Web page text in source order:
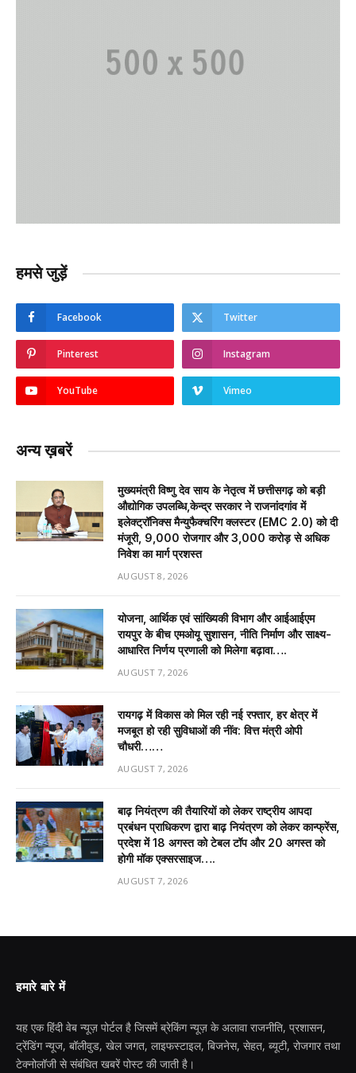
हमसे जुड़ें
Facebook Twitter
Pinterest Instagram
YouTube Vimeo
अन्य ख़बरें
मुख्यमंत्री विष्णु देव साय के नेतृत्व में छत्तीसगढ़ को बड़ी
औद्योगिक उपलब्धि,केन्द्र सरकार ने राजनांदगांव में
इलेक्ट्रॉनिक्स मैन्युफैक्चरिंग क्लस्टर (EMC 2.0) को दी
मंजूरी, 9,000 रोजगार और ₹3,000 करोड़ से अधिक
निवेश का मार्ग प्रशस्त
AUGUST 8, 2026
योजना, आर्थिक एवं सांख्यिकी विभाग और आईआईएम
रायपुर के बीच एमओयू सुशासन, नीति निर्माण और साक्ष्य-
आधारित निर्णय प्रणाली को मिलेगा बढ़ावा….
AUGUST 7, 2026
रायगढ़ में विकास को मिल रही नई रफ्तार, हर क्षेत्र में
मजबूत हो रही सुविधाओं की नींव: वित्त मंत्री ओपी
चौधरी……
AUGUST 7, 2026
बाढ़ नियंत्रण की तैयारियों को लेकर राष्ट्रीय आपदा
प्रबंधन प्राधिकरण द्वारा बाढ़ नियंत्रण को लेकर कान्फ्रेंस,
प्रदेश में 18 अगस्त को टेबल टॉप और 20 अगस्त को
होगी मॉक एक्सरसाइज….
AUGUST 7, 2026
हमारे बारे में
यह एक हिंदी वेब न्यूज़ पोर्टल है जिसमें ब्रेकिंग न्यूज़ के अलावा राजनीति, प्रशासन,
ट्रेंडिंग न्यूज, बॉलीवुड, खेल जगत, लाइफस्टाइल, बिजनेस, सेहत, ब्यूटी, रोजगार तथा
टेक्नोलॉजी से संबंधित खबरें पोस्ट की जाती है।